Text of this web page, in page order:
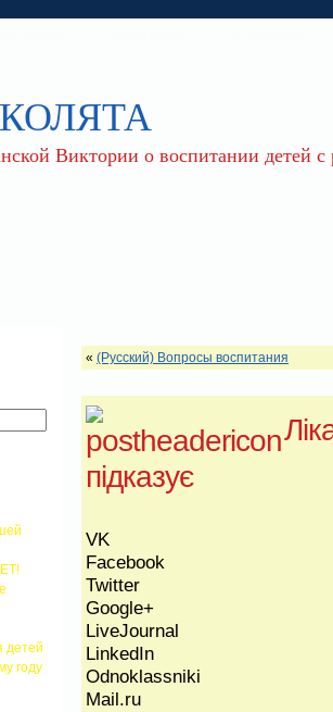
Виктории о воспитании детей
детей
году
« (Русский) Вопросы воспитания
підказує
VK
Facebook
Twitter
Google+
LiveJournal
LinkedIn
Odnoklassniki
Mail.ru